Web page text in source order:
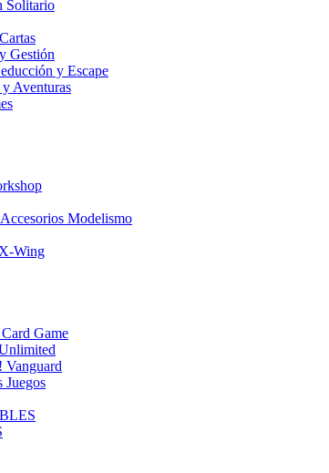
Solitario
Gestión
y Escape
Aventuras
Modelismo
Wing
Game
Vanguard
Juegos